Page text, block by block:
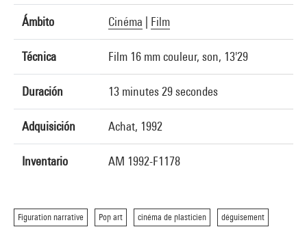
Ámbito Cinéma Film
Técnica Film 16 mm couleur, son, 13'29
Duración 13 minutes 29 secondes
Adquisición Achat, 1992
Inventario AM 1992-F1178
Figuration narrative Pop art cinéma de plasticien déguisement